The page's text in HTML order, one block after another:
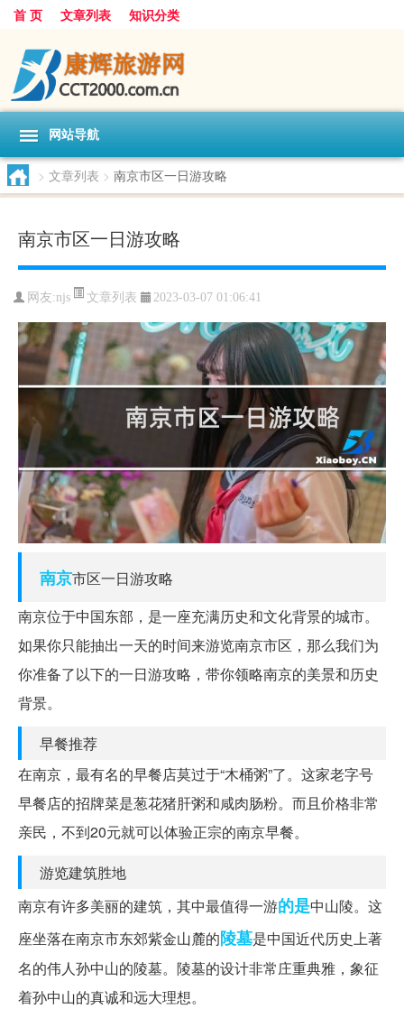
首 页 文章列表 知识分类
网站导航
> 文章列表 > 南京市区一日游攻略
南京市区一日游攻略
网友:njs 文章列表 2023-03-07 01:06:41
南京市区一日游攻略
南京位于中国东部，是一座充满历史和文化背景的城市。
如果你只能抽出一天的时间来游览南京市区，那么我们为
你准备了以下的一日游攻略，带你领略南京的美景和历史
背景。
早餐推荐
在南京，最有名的早餐店莫过于“木桶粥”了。这家老字号
早餐店的招牌菜是葱花猪肝粥和咸肉肠粉。而且价格非常
亲民，不到20元就可以体验正宗的南京早餐。
游览建筑胜地
南京有许多美丽的建筑，其中最值得一游的是中山陵。这
座坐落在南京市东郊紫金山麓的陵墓是中国近代历史上著
名的伟人孙中山的陵墓。陵墓的设计非常庄重典雅，象征
着孙中山的真诚和远大理想。